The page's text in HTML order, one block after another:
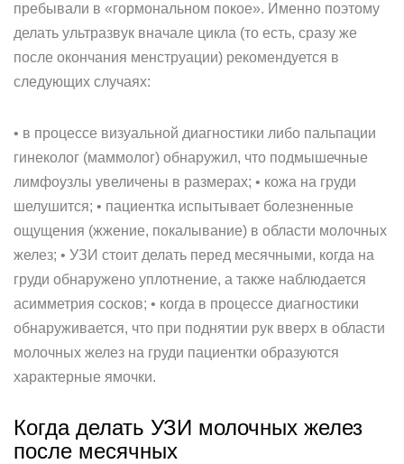
пребывали в «гормональном покое». Именно поэтому
делать ультразвук вначале цикла (то есть, сразу же
после окончания менструации) рекомендуется в
следующих случаях:
• в процессе визуальной диагностики либо пальпации
гинеколог (маммолог) обнаружил, что подмышечные
лимфоузлы увеличены в размерах; • кожа на груди
шелушится; • пациентка испытывает болезненные
ощущения (жжение, покалывание) в области молочных
желез; • УЗИ стоит делать перед месячными, когда на
груди обнаружено уплотнение, а также наблюдается
асимметрия сосков; • когда в процессе диагностики
обнаруживается, что при поднятии рук вверх в области
молочных желез на груди пациентки образуются
характерные ямочки.
Когда делать УЗИ молочных желез
после месячных